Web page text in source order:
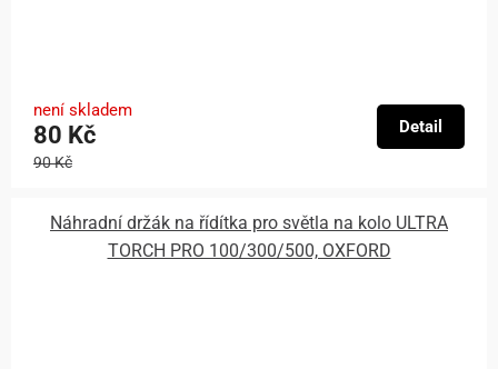
není skladem
80 Kč
90 Kč
Detail
Náhradní držák na řídítka pro světla na kolo ULTRA
TORCH PRO 100/300/500, OXFORD